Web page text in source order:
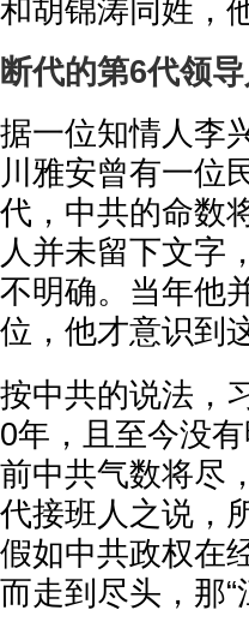
和胡锦涛同姓，
断代的第6代领
据一位知情人李
川雅安曾有一位
代，中共的命数
人并未留下文字
不明确。当年他
位，他才意识到
按中共的说法，
0年，且至今没
前中共气数将尽
代接班人之说，
假如中共政权在
而走到尽头，那